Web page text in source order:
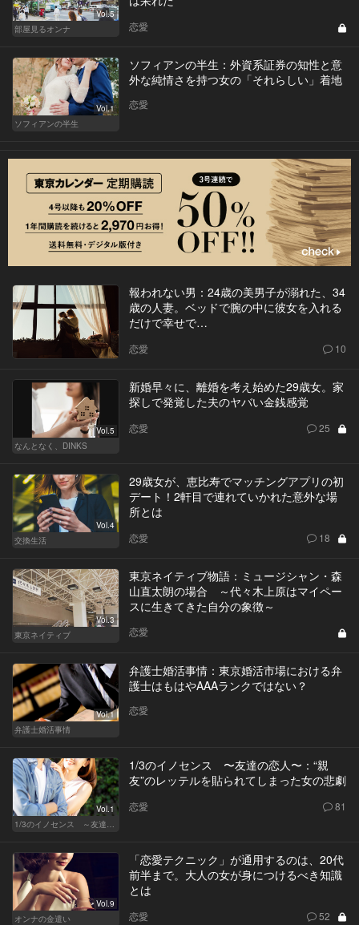
Vol.5
部屋見るオンナ
恋愛
Vol.1
ソフィアンの半生
ソフィアンの半生：外資系証券の知性と意
外な純情さを持つ女の「それらしい」着地
恋愛
報われない男：24歳の美男子が溺れた、34
歳の人妻。ベッドで腕の中に彼女を入れる
だけで幸せで…
恋愛 10
Vol.5
なんとなく、DINKS
新婚早々に、離婚を考え始めた29歳女。家
探しで発覚した夫のヤバい金銭感覚
恋愛 25
Vol.4
交換生活
29歳女が、恵比寿でマッチングアプリの初
デート！2軒目で連れていかれた意外な場
所とは
恋愛 18
Vol.3
東京ネイティブ
東京ネイティブ物語：ミュージシャン・森
山直太朗の場合 ～代々木上原はマイペー
スに生きてきた自分の象徴～
恋愛
Vol.1
弁護士婚活事情
弁護士婚活事情：東京婚活市場における弁
護士はもはやAAAランクではない？
恋愛
Vol.1
1/3のイノセンス ～友達の恋人～
1/3のイノセンス 〜友達の恋人〜：“親
友”のレッテルを貼られてしまった女の悲劇
恋愛 81
Vol.9
オンナの金遣い
「恋愛テクニック」が通用するのは、20代
前半まで。大人の女が身につけるべき知識
とは
恋愛 52